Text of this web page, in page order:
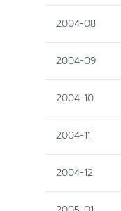
2004-08
2004-09
2004-10
2004-11
2004-12